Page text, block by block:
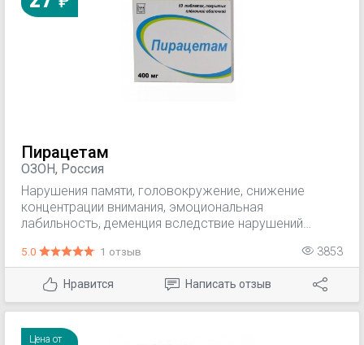
Пирацетам
ОЗОН, Россия
Нарушения памяти, головокружение, снижение
концентрации внимания, эмоциональная
лабильность, деменция вследствие нарушений
инсульта), травм головного мозга, при болезни
Альцгеймера, в пожилом возрасте; коматозные
состояния сосудистого, травматического или
токсического генеза; лечение абстиненции и
алкоголизме; нарушения обучаемости у детей, не
5.0 1 отзыв 3853
Нравится Написать отзыв
Цена от